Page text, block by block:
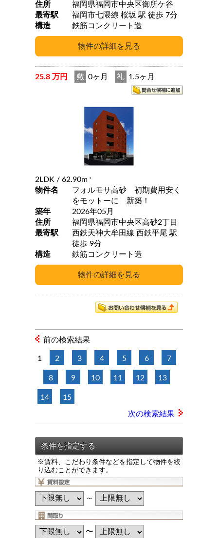
住所
福岡県福岡市中央区御所ケ谷
最寄駅
福岡市七隈線 桜坂 駅 徒歩 7分
構造
鉄筋コンクリート造
25.8 万円 敷 0ヶ月 礼 1.5ヶ月
2LDK / 62.90m 2
物件名
フォルモサ高砂 初期費用安く
をモットーに 新築！
築年
2026年05月
住所
福岡県福岡市中央区高砂2丁目
最寄駅
西鉄天神大牟田線 西鉄平尾 駅
徒歩 9分
構造
鉄筋コンクリート造
前の検索結果
1 2 3 4 5 6 7
8 9 10 11 12 13
14 15
次の検索結果
※賃料、こだわり条件などを指定して物件を絞
り込むことができます。
～
〜